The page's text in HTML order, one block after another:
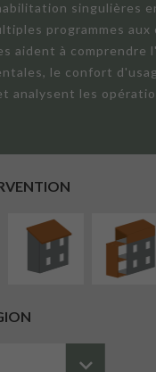
singulières
programmes
à comprendre
le confort
analysent les